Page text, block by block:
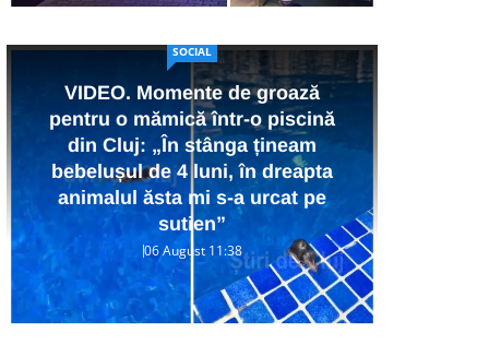
SOCIAL
VIDEO. Momente de groază
pentru o mămică într-o piscină
din Cluj: „În stânga țineam
bebelușul de 4 luni, în dreapta
animalul ăsta mi s-a urcat pe
sutien”
06 August 11:38